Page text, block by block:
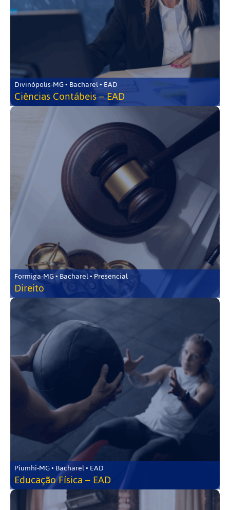
Divinópolis-MG • Bacharel • EAD
Ciências Contábeis – EAD
Formiga-MG • Bacharel • Presencial
Direito
Piumhi-MG • Bacharel • EAD
Educação Física – EAD